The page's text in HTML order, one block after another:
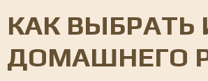
КАК
ДОМАШНЕГО